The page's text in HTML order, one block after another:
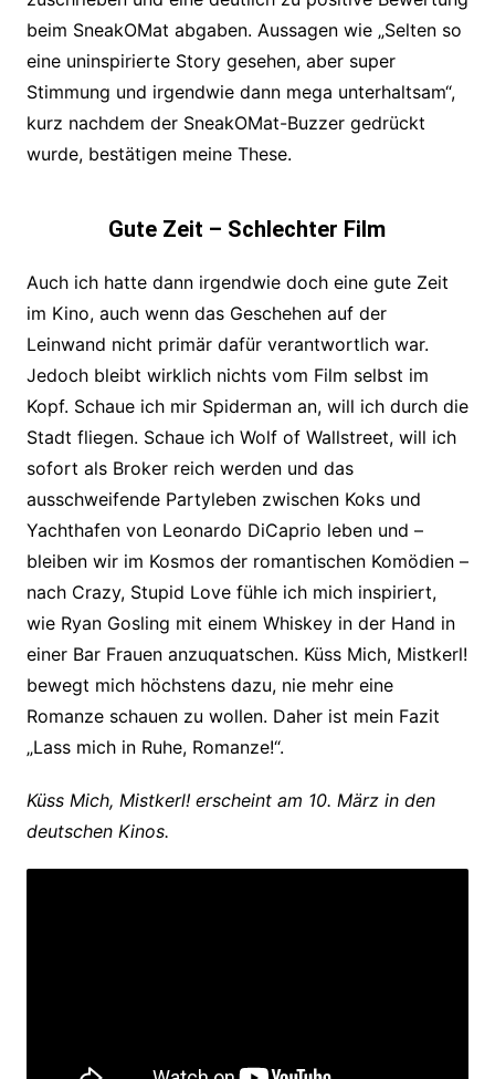
beim SneakOMat abgaben. Aussagen wie „Selten so
eine uninspirierte Story gesehen, aber super
Stimmung und irgendwie dann mega unterhaltsam“,
kurz nachdem der SneakOMat-Buzzer gedrückt
wurde, bestätigen meine These.
Gute Zeit – Schlechter Film
Auch ich hatte dann irgendwie doch eine gute Zeit
im Kino, auch wenn das Geschehen auf der
Leinwand nicht primär dafür verantwortlich war.
Jedoch bleibt wirklich nichts vom Film selbst im
Kopf. Schaue ich mir Spiderman an, will ich durch die
Stadt fliegen. Schaue ich Wolf of Wallstreet, will ich
sofort als Broker reich werden und das
ausschweifende Partyleben zwischen Koks und
Yachthafen von Leonardo DiCaprio leben und –
bleiben wir im Kosmos der romantischen Komödien –
nach Crazy, Stupid Love fühle ich mich inspiriert,
wie Ryan Gosling mit einem Whiskey in der Hand in
einer Bar Frauen anzuquatschen. Küss Mich, Mistkerl!
bewegt mich höchstens dazu, nie mehr eine
Romanze schauen zu wollen. Daher ist mein Fazit
„Lass mich in Ruhe, Romanze!“.
Küss Mich, Mistkerl! erscheint am 10. März in den
deutschen Kinos.